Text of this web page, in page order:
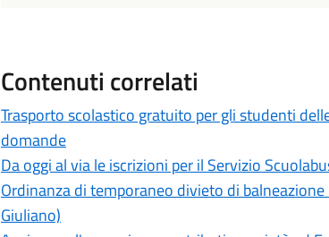
Contenuti correlati
Trasporto scolastico gratuito per gli studenti
domande
Da oggi al via le iscrizioni per il Servizio
Ordinanza di temporaneo divieto di
Giuliano)